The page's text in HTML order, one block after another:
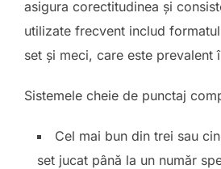
asigura corectitudinea și
utilizate frecvent includ
set și meci, care este prevalent
Sistemele cheie de punctaj
Cel mai bun din trei sau
set jucat până la un număr